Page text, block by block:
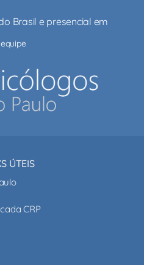
Brasil e presencial em
ÚTEIS
CRP